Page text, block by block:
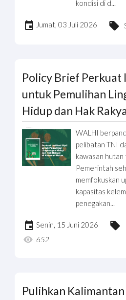
kondisi di d...
Jumat, 03 Juli 2026
Policy Brief Perkuat
untuk Pemulihan
Hidup dan Hak
WALHI
pelibatan TNI
kawasan
Pemerintah
memfokuskan
kapasitas
penegakan...
Senin, 15 Juni 2026
652
Pulihkan Kalimantan